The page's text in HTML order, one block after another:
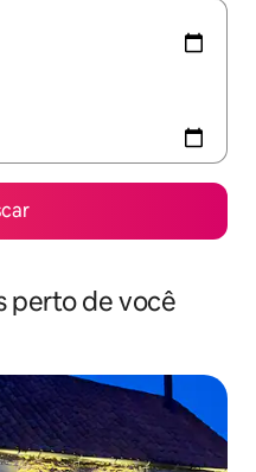
perto de você
hóspedes